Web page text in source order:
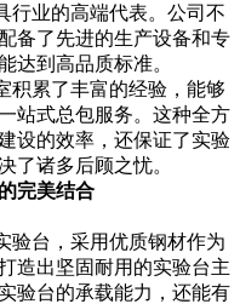
行业的高端代表。公司不
备了先进的生产设备和专
达到高品质标准。
累了丰富的经验，能够
站式总包服务。这种全方
设的效率，还保证了实验
了诸多后顾之忧。
完美结合
台，采用优质钢材作为
造出坚固耐用的实验台主
验台的承载能力，还能有